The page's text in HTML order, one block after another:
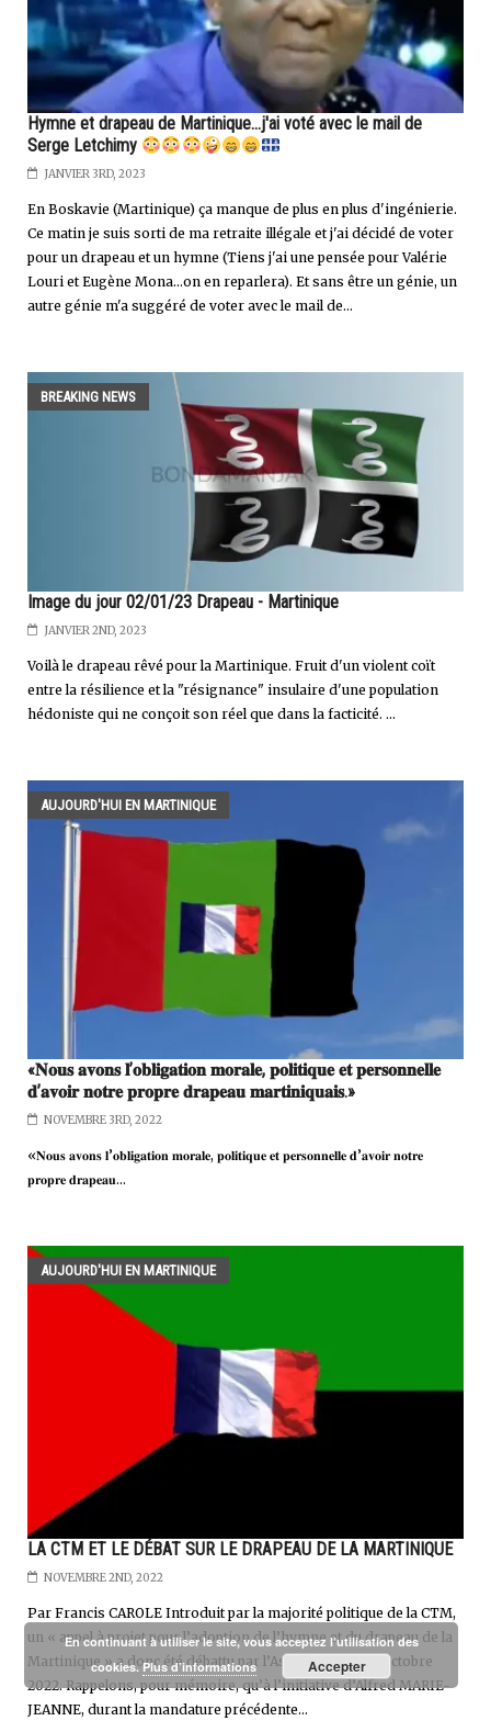
Hymne et drapeau de Martinique...j'ai voté avec le mail de
Serge Letchimy
JANVIER 3RD, 2023
En Boskavie (Martinique) ça manque de plus en plus d'ingénierie.
Ce matin je suis sorti de ma retraite illégale et j'ai décidé de voter
pour un drapeau et un hymne (Tiens j'ai une pensée pour Valérie
Louri et Eugène Mona...on en reparlera). Et sans être un génie, un
autre génie m'a suggéré de voter avec le mail de...
BREAKING NEWS
Image du jour 02/01/23 Drapeau - Martinique
JANVIER 2ND, 2023
Voilà le drapeau rêvé pour la Martinique. Fruit d'un violent coït
entre la résilience et la "résignance" insulaire d'une population
hédoniste qui ne conçoit son réel que dans la facticité. ...
AUJOURD'HUI EN MARTINIQUE
«𝐍𝐨𝐮𝐬 𝐚𝐯𝐨𝐧𝐬 𝐥’𝐨𝐛𝐥𝐢𝐠𝐚𝐭𝐢𝐨𝐧 𝐦𝐨𝐫𝐚𝐥𝐞, 𝐩𝐨𝐥𝐢𝐭𝐢𝐪𝐮𝐞 𝐞𝐭 𝐩𝐞𝐫𝐬𝐨𝐧𝐧𝐞𝐥𝐥𝐞
𝐝’𝐚𝐯𝐨𝐢𝐫 𝐧𝐨𝐭𝐫𝐞 𝐩𝐫𝐨𝐩𝐫𝐞 𝐝𝐫𝐚𝐩𝐞𝐚𝐮 𝐦𝐚𝐫𝐭𝐢𝐧𝐢𝐪𝐮𝐚𝐢𝐬.»
NOVEMBRE 3RD, 2022
«𝐍𝐨𝐮𝐬 𝐚𝐯𝐨𝐧𝐬 𝐥’𝐨𝐛𝐥𝐢𝐠𝐚𝐭𝐢𝐨𝐧 𝐦𝐨𝐫𝐚𝐥𝐞, 𝐩𝐨𝐥𝐢𝐭𝐢𝐪𝐮𝐞 𝐞𝐭 𝐩𝐞𝐫𝐬𝐨𝐧𝐧𝐞𝐥𝐥𝐞 𝐝’𝐚𝐯𝐨𝐢𝐫 𝐧𝐨𝐭𝐫𝐞
𝐩𝐫𝐨𝐩𝐫𝐞 𝐝𝐫𝐚𝐩𝐞𝐚𝐮...
AUJOURD'HUI EN MARTINIQUE
LA CTM ET LE DÉBAT SUR LE DRAPEAU DE LA MARTINIQUE
NOVEMBRE 2ND, 2022
Par Francis CAROLE Introduit par la majorité politique de la CTM,
un « appel à projet pour l’adoption de l’hymne et du drapeau de la
Martinique » a donc été débattu par l’Assemblée du 27 octobre
2022. Rappelons, pour mémoire, qu’à l’initiative d’Alfred MARIE-
JEANNE, durant la mandature précédente...
En continuant à utiliser le site, vous acceptez l’utilisation des
cookies.Plus d’informations Accepter